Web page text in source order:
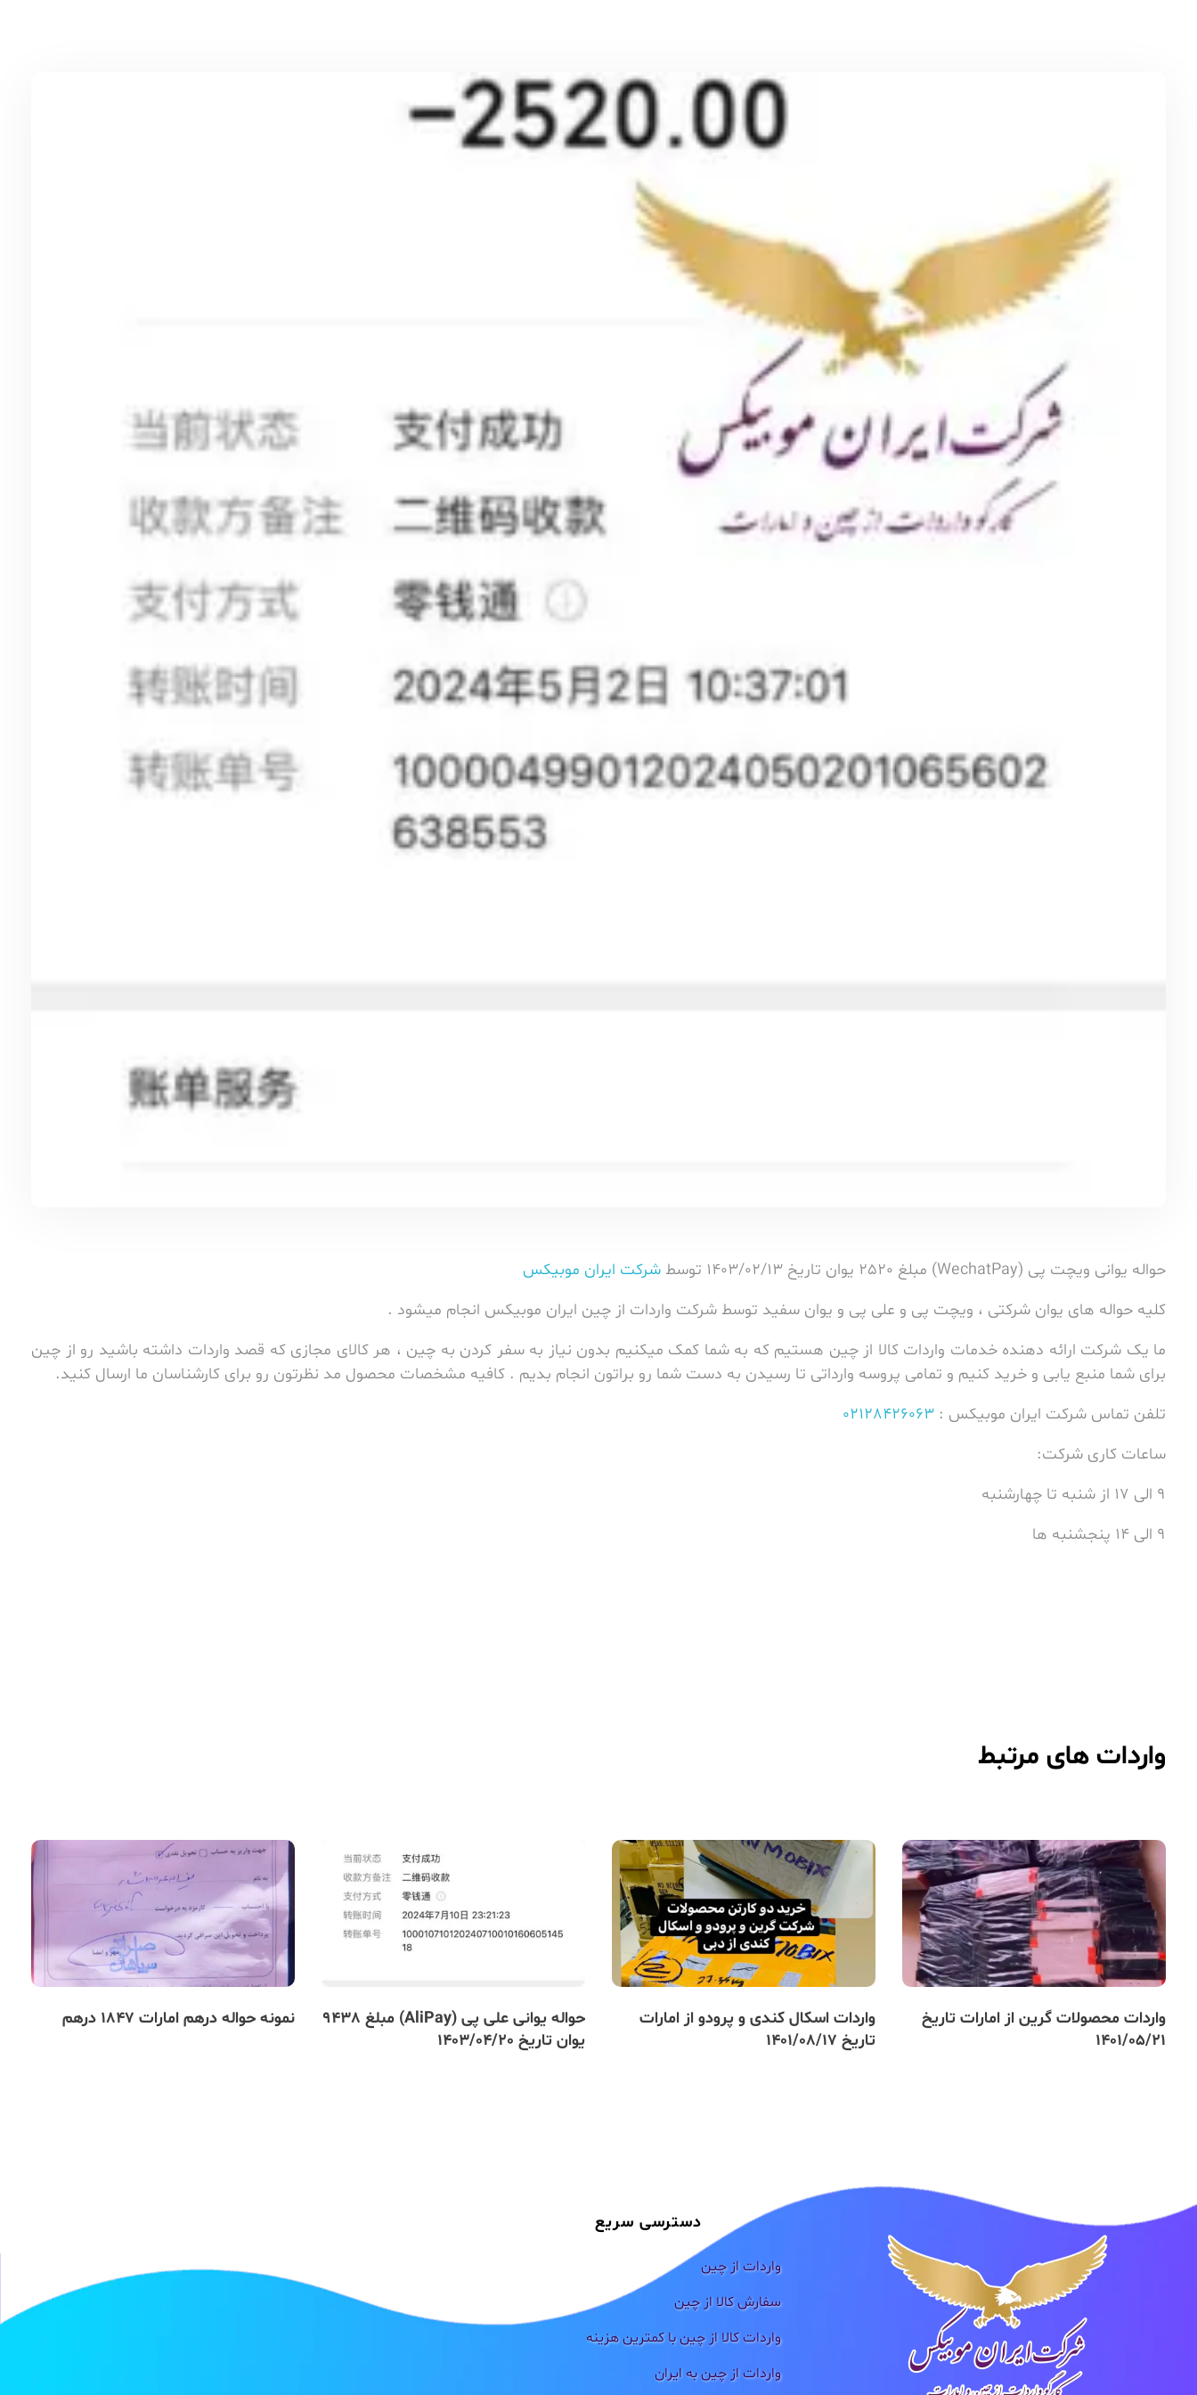
حواله یوانی ویچت پی (WechatPay) مبلغ 2520 یوان تاریخ 1403/02/13 توسط
شرکت ایران موبیکس
کلیه حواله های یوان شرکتی ، ویچت پی و علی پی و یوان سفید توسط شرکت واردات از چین ایران موبیکس انجام میشود .
ما یک شرکت ارائه دهنده خدمات واردات کالا از چین هستیم که به شما کمک میکنیم بدون نیاز به سفر کردن به چین ، هر کالای مجازی که قصد واردات داشته باشید رو از چین
برای شما منبع یابی و خرید کنیم و تمامی پروسه وارداتی تا رسیدن به دست شما رو براتون انجام بدیم . کافیه مشخصات محصول مد نظرتون رو برای کارشناسان ما ارسال کنید.
تلفن تماس شرکت ایران موبیکس : 02128426063
ساعات کاری شرکت:
9 الی 17 از شنبه تا چهارشنبه
9 الی 14 پنجشنبه ها
واردات های مرتبط
نمونه حواله درهم امارات 1847 درهم
حواله یوانی علی پی (AliPay) مبلغ 9438
یوان تاریخ 1403/04/20
واردات اسکال کندی و پرودو از امارات
تاریخ 1401/08/17
واردات محصولات گرین از امارات تاریخ
1401/05/21
دسترسی سریع
واردات از چین
سفارش کالا از چین
واردات کالا از چین با کمترین هزینه
واردات از چین به ایران